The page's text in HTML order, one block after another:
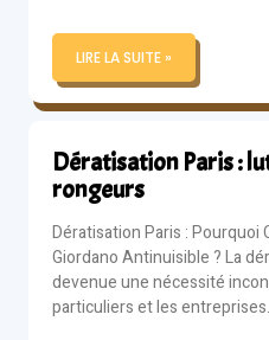
LIRE LA SUITE »
Dératisation Paris :
rongeurs
Dératisation Paris : Pourquoi
Giordano Antinuisible ? La
devenue une nécessité
particuliers et les entreprises.